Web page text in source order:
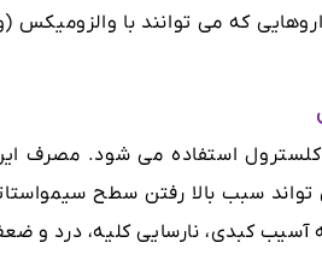
که می توانند با والزومیکس
استفاده می شود. مصرف این
سبب بالا رفتن سطح
آسیب کبدی، نارسایی کلیه، درد و